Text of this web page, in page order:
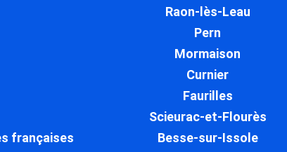
françaises
Raon-lès-Leau
Pern
Mormaison
Curnier
Faurilles
Scieurac-et-Flourès
Besse-sur-Issole